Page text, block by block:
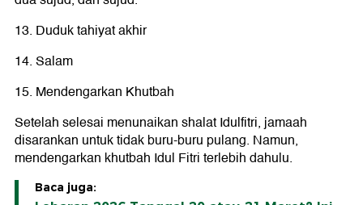
13. Duduk tahiyat akhir
14. Salam
15. Mendengarkan Khutbah
Setelah selesai menunaikan shalat Idulfitri, jamaah
disarankan untuk tidak buru-buru pulang. Namun,
mendengarkan khutbah Idul Fitri terlebih dahulu.
Baca juga: